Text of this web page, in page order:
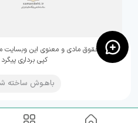
,تمامی حقوق مادی و معنوی این وبسایت
کپی برداری
باهـوش ساخته